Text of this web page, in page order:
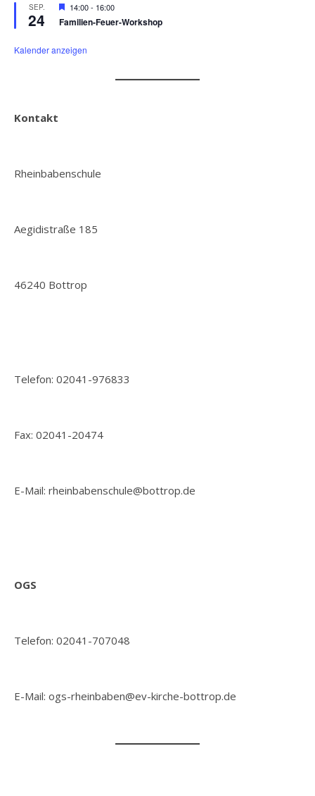
SEP.
24
Hervorgehoben
14:00- 16:00
Familien-Feuer-Workshop
Kalender anzeigen
Kontakt
Rheinbabenschule
Aegidistraße 185
46240 Bottrop
Telefon: 02041-976833
Fax: 02041-20474
E-Mail: rheinbabenschule@bottrop.de
OGS
Telefon: 02041-707048
E-Mail: ogs-rheinbaben@ev-kirche-bottrop.de